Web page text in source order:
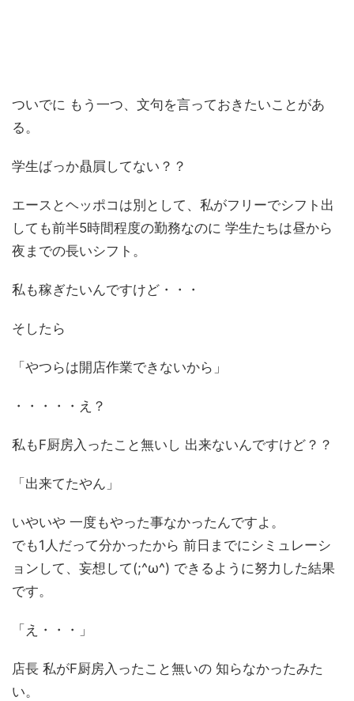
ついでに もう一つ、文句を言っておきたいことがあ
る。
学生ばっか贔屓してない？？
エースとヘッポコは別として、私がフリーでシフト出
しても前半5時間程度の勤務なのに 学生たちは昼から
夜までの長いシフト。
私も稼ぎたいんですけど・・・
そしたら
「やつらは開店作業できないから」
・・・・・え？
私もF厨房入ったこと無いし 出来ないんですけど？？
「出来てたやん」
いやいや 一度もやった事なかったんですよ。
でも1人だって分かったから 前日までにシミュレーシ
ョンして、妄想して(;^ω^) できるように努力した結果
です。
「え・・・」
店長 私がF厨房入ったこと無いの 知らなかったみた
い。